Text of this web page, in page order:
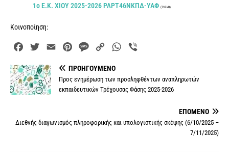
1ο Ε.Κ. ΧΙΟΥ 2025-2026 ΡΛΡΤ46ΝΚΠΔ-ΥΑΦ (737 kB)
Κοινοποίηση:
c
e
b
o
i
t
t
r
a
n
t
e
M
s
s
e
p
y
L
n
W
t
p
e
ΠΡΟΗΓΟΎΜΕΝΟ
Προς ενημέρωση των προσληφθέντων αναπληρωτών
εκπαιδευτικών Τρέχουσας Φάσης 2025-2026
ΕΠΌΜΕΝΟ
Διεθνής διαγωνισμός πληροφορικής και υπολογιστικής σκέψης (6/10/2025 –
7/11/2025)